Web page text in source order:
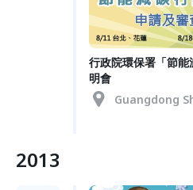
行政院環保署「節
明會
Guangdong
2013